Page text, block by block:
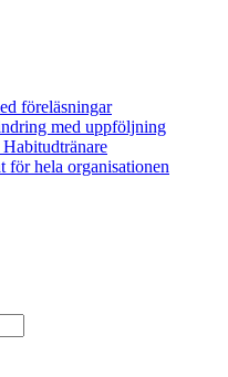
föreläsningar
med uppföljning
för hela organisationen